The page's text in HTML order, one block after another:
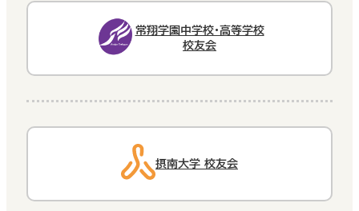
常翔学園中学校・高等学校
校友会
摂南大学 校友会